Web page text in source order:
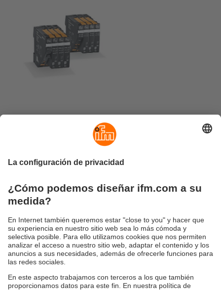
PDF para descargar
Productos